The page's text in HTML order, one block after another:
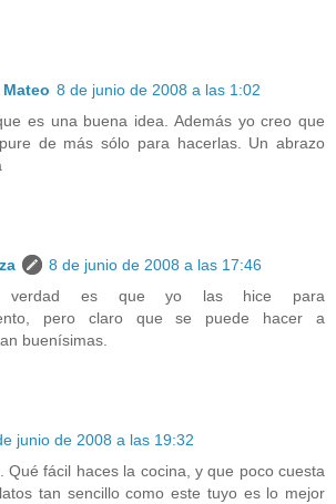
8 de junio de 2008 a las 1:02
es una buena idea. Además yo creo que
de más sólo para hacerlas. Un abrazo
8 de junio de 2008 a las 17:46
es que yo las hice para
pero claro que se puede hacer a
buenísimas.
junio de 2008 a las 19:32
Qué fácil haces la cocina, y que poco cuesta
tan sencillo como este tuyo es lo mejor